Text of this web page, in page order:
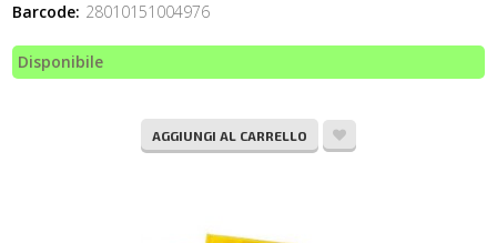
Barcode: 28010151004976
Disponibile
AGGIUNGI AL CARRELLO